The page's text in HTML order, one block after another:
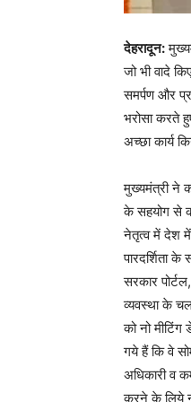
देहरादून:
जो भी वादे
समर्पण और
भरोसा करते
अच्छा कार्य
मुख्यमंत्री ने
के सहयोग से
नेतृत्व में देश में
पारदर्शिता
सरकार
व्यवस्था के
को नो
गये हैं कि वे
अधिकारी व
करने के लिये